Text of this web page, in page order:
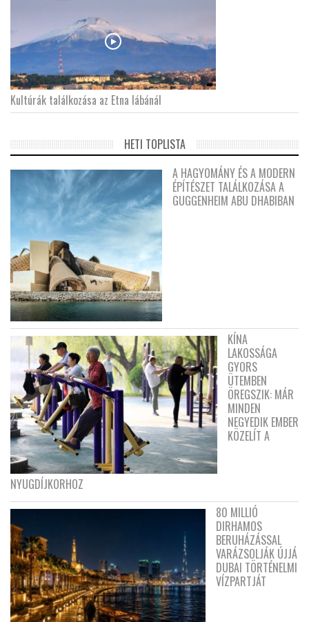
Kultúrák találkozása az Etna lábánál
HETI TOPLISTA
A HAGYOMÁNY ÉS A MODERN
ÉPÍTÉSZET TALÁLKOZÁSA A
GUGGENHEIM ABU DHABIBAN
KÍNA
LAKOSSÁGA
GYORS
ÜTEMBEN
ÖREGSZIK: MÁR
MINDEN
NEGYEDIK EMBER
KÖZELÍT A
NYUGDÍJKORHOZ
80 MILLIÓ
DIRHAMOS
BERUHÁZÁSSAL
VARÁZSOLJÁK ÚJJÁ
DUBAI TÖRTÉNELMI
VÍZPARTJÁT